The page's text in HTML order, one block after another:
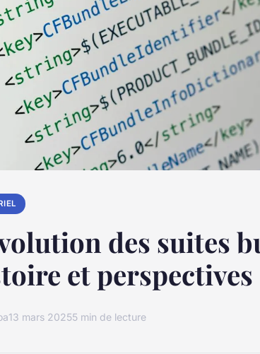
des suites
et perspectives
13 mars 20255 min de lecture